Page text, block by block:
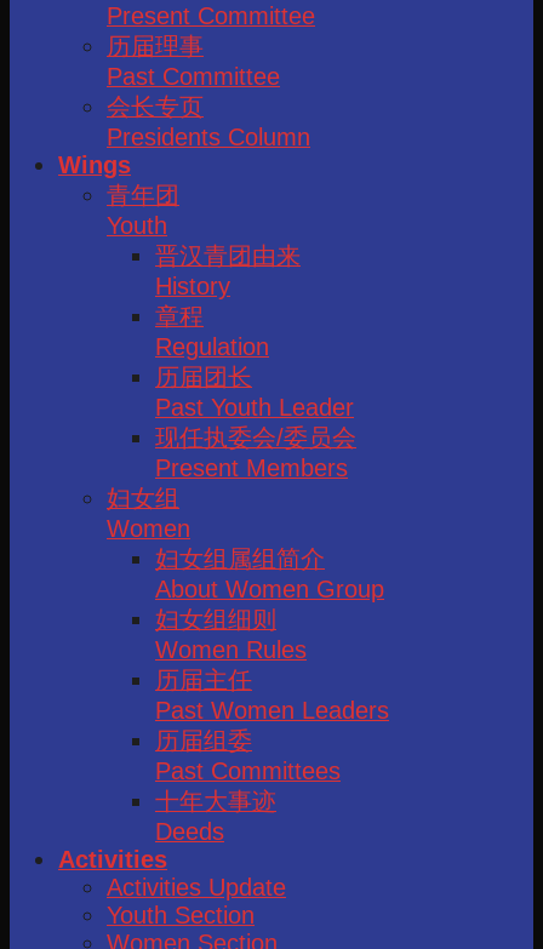
Present Committee
历届理事
Past Committee
会长专页
Presidents Column
Wings
青年团
Youth
晋汉青团由来
History
章程
Regulation
历届团长
Past Youth Leader
现任执委会/委员会
Present Members
妇女组
Women
妇女组属组简介
About Women Group
妇女组细则
Women Rules
历届主任
Past Women Leaders
历届组委
Past Committees
十年大事迹
Deeds
Activities
Activities Update
Youth Section
Women Section